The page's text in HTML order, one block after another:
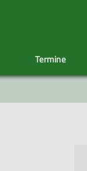
Radlergruppe
Termine